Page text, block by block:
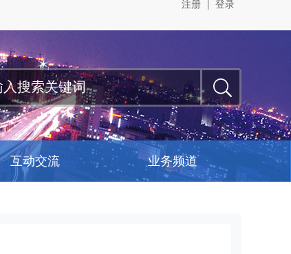
注册 登录
互动交流 业务频道